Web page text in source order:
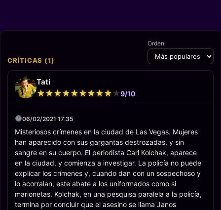
CRÍTICAS (1)
Orden
Tati
★
★★
★★
★★
★★
★★
★★
★★
★★
★★
★9/10
06/02/2021 17:35
Misteriosos crímenes en la ciudad de Las Vegas. Mujeres
han aparecido con sus gargantas destrozadas, y sin
sangre en su cuerpo. El periodista Carl Kolchak, aparece
en la ciudad, y comienza a investigar. La policía no puede
explicar los crímenes y, cuando dan con un sospechoso y
lo acorralan, este abate a los uniformados como si
marionetas. Kolchak, en una pesquisa paralela a la policía,
termina por concluir que el asesino se llama Janos